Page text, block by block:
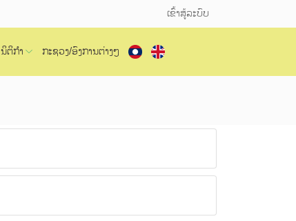
ເຂົ້າສູ້ລະບົບ
ນິຕິກຳ ກະຊວງ/ອົງການຕ່າງໆ